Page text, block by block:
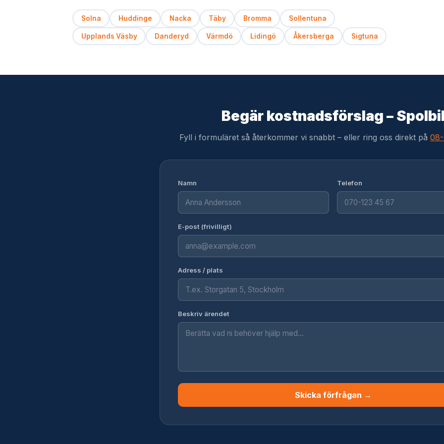
Solna Huddinge Nacka Täby Bromma Sollentuna
Upplands Väsby Danderyd Värmdö Lidingö Åkersberga Sigtuna
Begär kostnadsförslag – Spolbil
Fyll i formuläret så återkommer vi snabbt – eller ring oss direkt på
Namn Telefon
E-post (frivilligt)
Adress / plats
Beskriv ärendet
Skicka förfrågan →